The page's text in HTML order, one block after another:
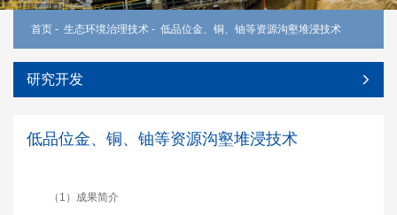
首页 - 生态环境治理技术 - 低品位金、铜、铀等资源沟壑堆浸技术
研究开发
低品位金、铜、铀等资源沟壑堆浸技术
（1）成果简介